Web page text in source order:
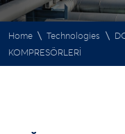
Home \ Technologies \
KOMPRESÖRLERİ